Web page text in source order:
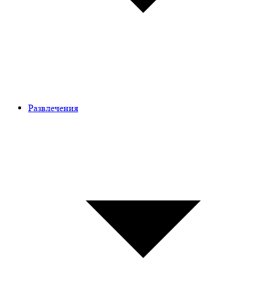
Развлечения